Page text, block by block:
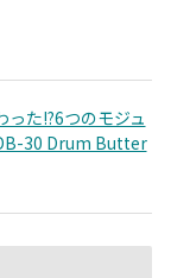
った!?6つのモジュ
30 Drum Butter